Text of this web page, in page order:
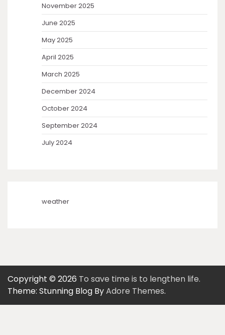
November 2025
June 2025
May 2025
April 2025
March 2025
December 2024
October 2024
September 2024
July 2024
weather
Copyright © 2026 To save time is to lengthen life.
Theme: Stunning Blog ByAdore Themes.